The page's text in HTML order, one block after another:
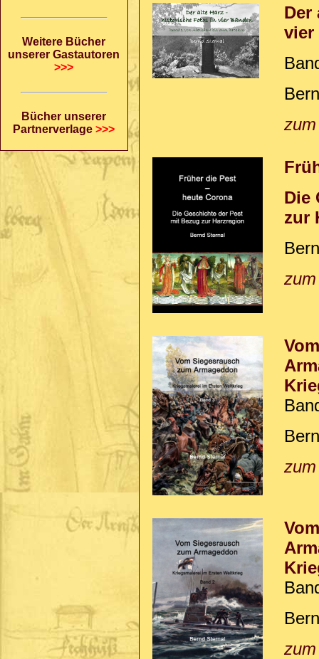
Weitere Bücher
unserer Gastautoren
>>>
Bücher unserer
Partnerverlage>>>
Der
vier
Die
zur